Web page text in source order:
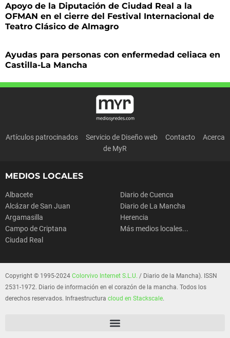
Apoyo de la Diputación de Ciudad Real a la
OFMAN en el cierre del Festival Internacional de
Teatro Clásico de Almagro
Ayudas para personas con enfermedad celiaca en
Castilla-La Mancha
Artículos patrocinados Servicio de Diseño web Contacto
Acerca
de MyR
MEDIOS LOCALES
Albacete
Alcázar de San Juan
Argamasilla
Campo de Criptana
Ciudad Real
Diario de Cuenca
Diario de La Mancha
Herencia
Más medios locales...
Copyright © 1995-2024 Colorvivo Internet S.L.U. / Diario de la Mancha). ISSN
2531-1972. Diario de información en el corazón de la mancha. Todos los
derechos reservados. Infraestructura cloud en Stackscale.